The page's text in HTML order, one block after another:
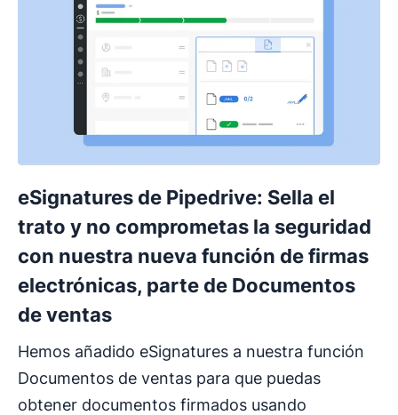
eSignatures de Pipedrive: Sella el
trato y no comprometas la seguridad
con nuestra nueva función de firmas
electrónicas, parte de Documentos
de ventas
Hemos añadido eSignatures a nuestra función
Documentos de ventas para que puedas
obtener documentos firmados usando